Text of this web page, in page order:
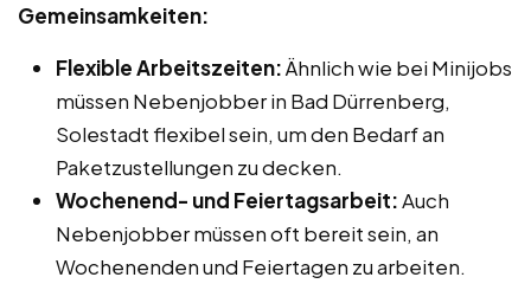
Gemeinsamkeiten:
Flexible Arbeitszeiten:Ähnlich wie bei Minijobs
müssen Nebenjobber in Bad Dürrenberg,
Solestadt flexibel sein, um den Bedarf an
Paketzustellungen zu decken.
Wochenend- und Feiertagsarbeit:Auch
Nebenjobber müssen oft bereit sein, an
Wochenenden und Feiertagen zu arbeiten.